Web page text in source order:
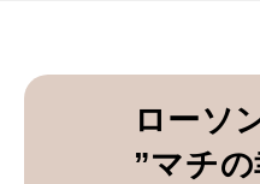
ローソ
”マチ